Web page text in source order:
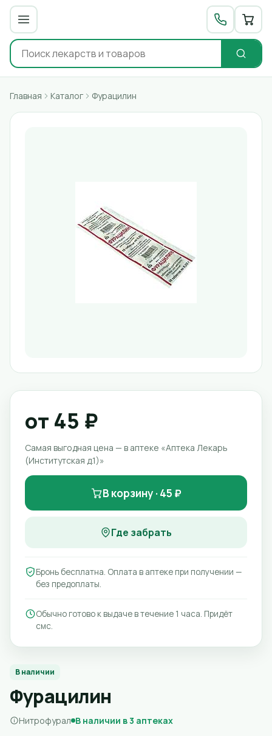
Главная Каталог Фурацилин
В наличии
Фурацилин
Нитрофурал В наличии в 3 аптеках
от 45 ₽
Самая выгодная цена — в аптеке «Аптека Лекарь
(Институтская д.1)»
В корзину · 45 ₽
Где забрать
Бронь бесплатна. Оплата в аптеке при получении —
без предоплаты.
Обычно готово к выдаче в течение 1 часа. Придёт
смс.